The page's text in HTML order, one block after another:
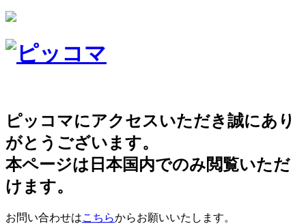
ピッコマにアクセスいただき誠にあり
がとうございます。
本ページは日本国内でのみ閲覧いただ
けます。
お問い合わせはこちらからお願いいたします。